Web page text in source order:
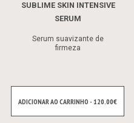
SUBLIME SKIN INTENSIVE
SERUM
Serum suavizante de
firmeza
ADICIONAR AO CARRINHO - 120.00€